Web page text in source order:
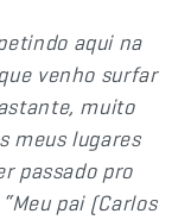
aqui na
venho surfar
muito
meus lugares
passado pro
“Meu pai (Carlos